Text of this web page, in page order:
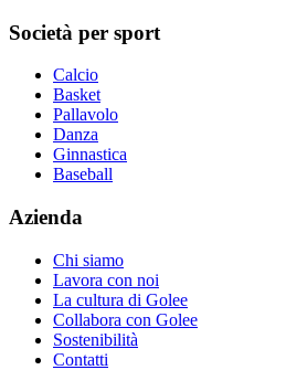
Società per sport
Calcio
Basket
Pallavolo
Danza
Ginnastica
Baseball
Azienda
Chi siamo
Lavora con noi
La cultura di Golee
Collabora con Golee
Sostenibilità
Contatti